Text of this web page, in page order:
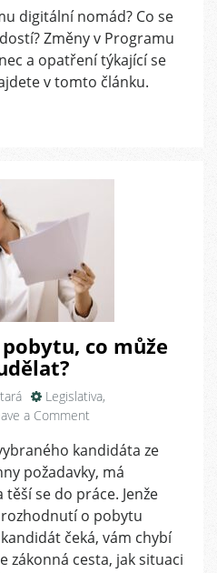
změny
v
pracovních
vízech
digitální nomád? Co se
Změny v Programu
a opatření týkající se
v tomto článku.
co může
Legislativa,
a Comment
řízení
o
pobytu,
co
může
zaměstnavatel
udělat?
kandidáta ze
požadavky, má
se do práce. Jenže
o pobytu
čeká, vám chybí
zákonná cesta, jak situaci